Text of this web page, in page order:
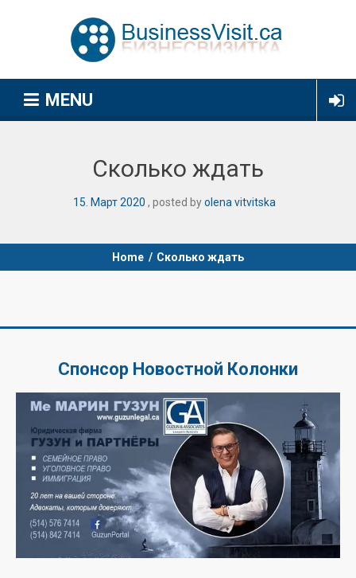
MENU
Сколько ждать
15 Март2020 posted byolena vitvitska
Home / Сколько ждать
Спонсор Новостной Колонки